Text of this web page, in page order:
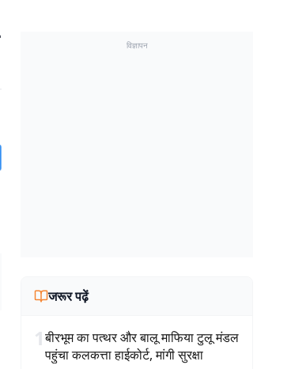
विज्ञापन
जरूर पढ़ें
1बीरभूम का पत्थर और बालू माफिया टुलू मंडल
पहुंचा कलकत्ता हाईकोर्ट, मांगी सुरक्षा